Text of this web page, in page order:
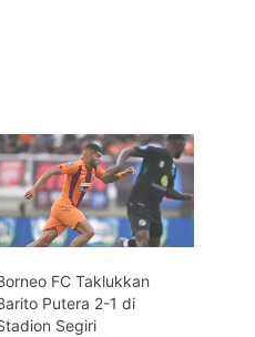
FC Taklukkan
Putera 2-1 di
Segiri